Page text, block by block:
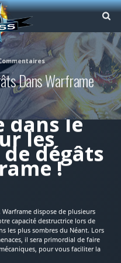
Dans Warframe
dans le
les
dégâts
!
Warframe dispose de plusieurs
capacité destructrice lors de
les plus sombres du Néant. Lors
il sera primordial de faire
pour vous faciliter la